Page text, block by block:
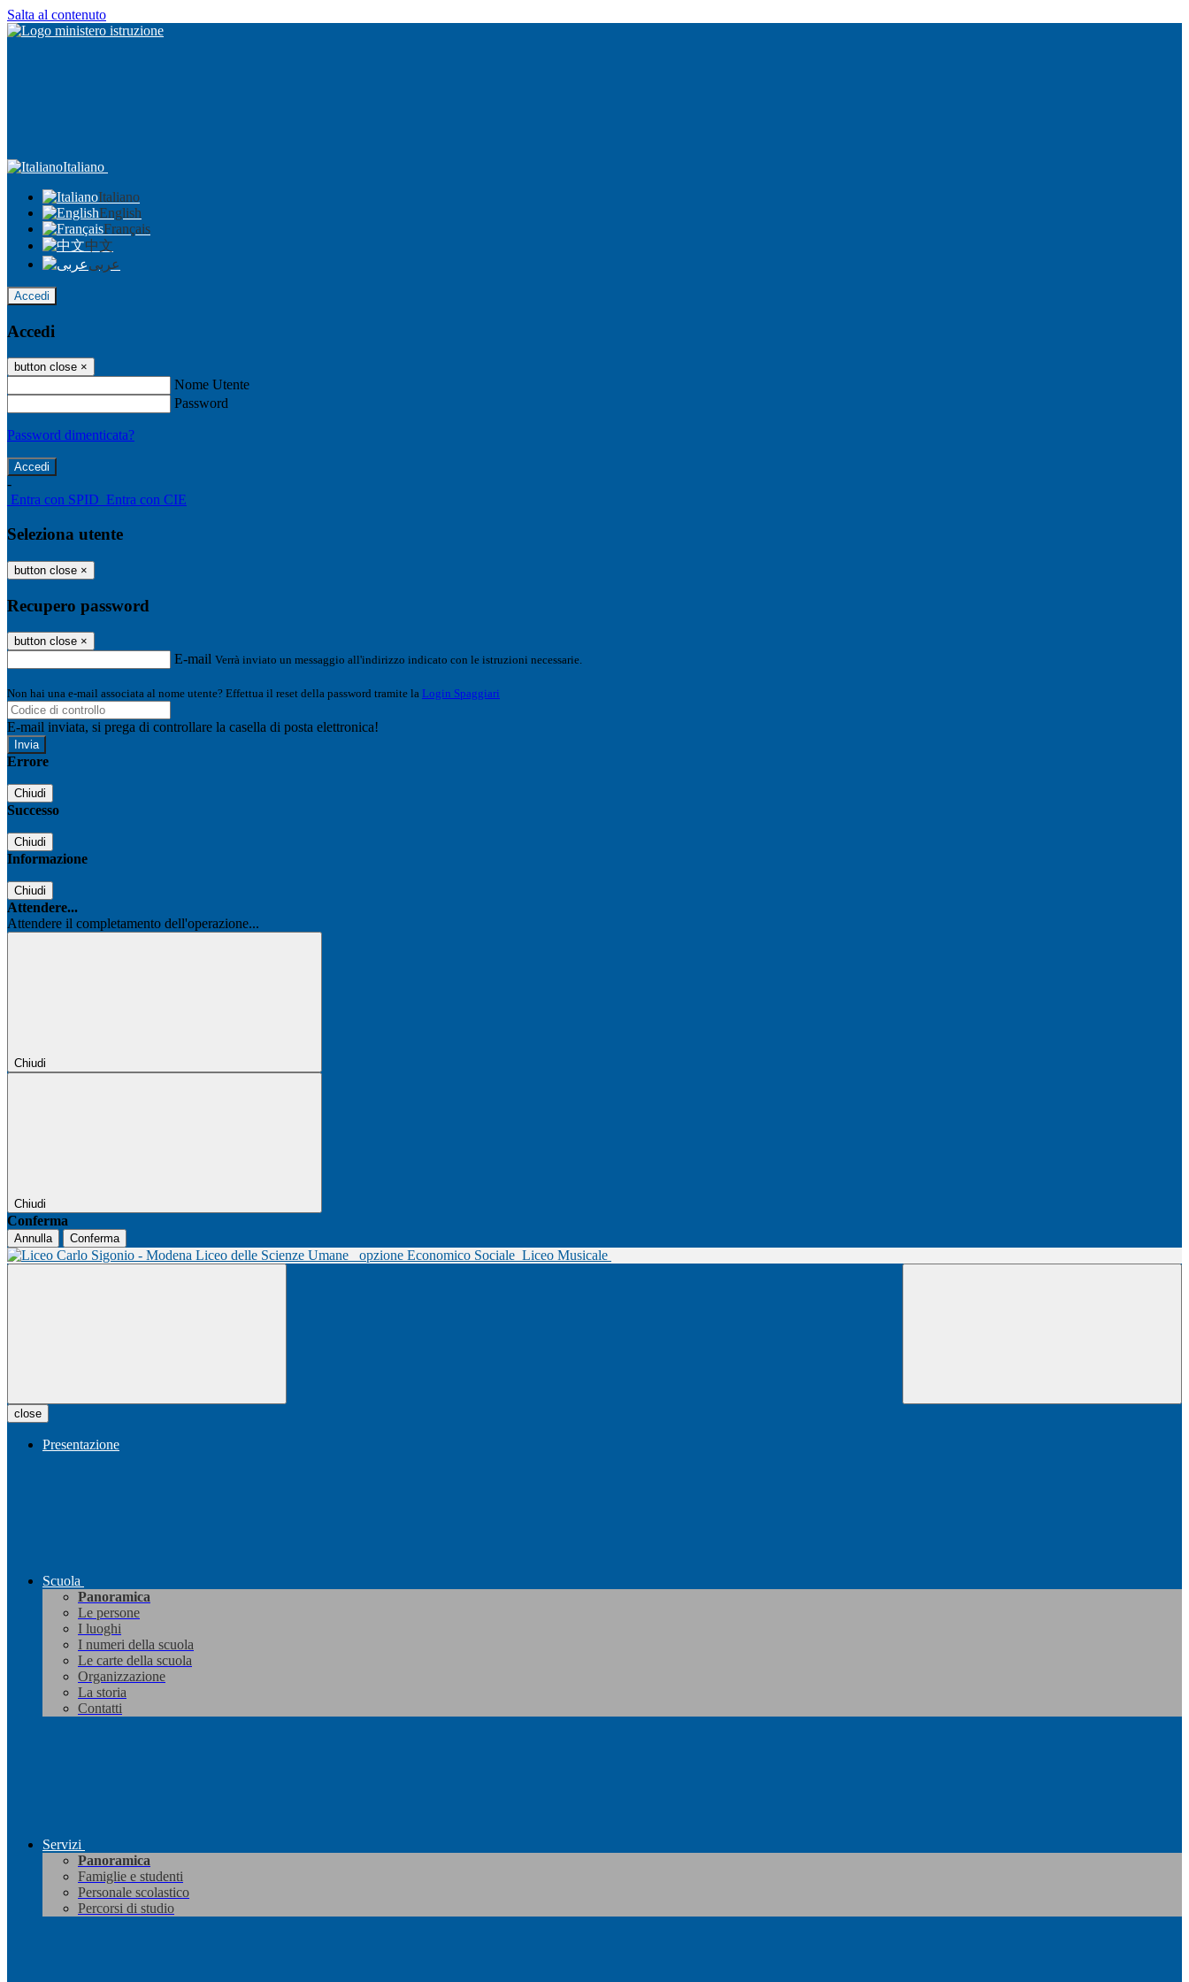
Salta al contenuto
Italiano
Italiano
English
Français
中文
عربى
Accedi
Accedi
button close ×
Nome Utente
Password
Password dimenticata?
-
Entra con SPID Entra con CIE
Seleziona utente
button close ×
Recupero password
button close ×
E-mail Verrà inviato un messaggio all'indirizzo indicato con le istruzioni necessarie.
Non hai una e-mail associata al nome utente? Effettua il reset della password tramite la Login Spaggiari
E-mail inviata, si prega di controllare la casella di posta elettronica!
Errore
Chiudi
Successo
Chiudi
Informazione
Chiudi
Attendere...
Attendere il completamento dell'operazione...
Chiudi
Chiudi
Conferma
Annulla Conferma
Liceo delle Scienze Umane opzione Economico Sociale Liceo Musicale
close
Presentazione
Scuola
Panoramica
Le persone
I luoghi
I numeri della scuola
Le carte della scuola
Organizzazione
La storia
Contatti
Servizi
Panoramica
Famiglie e studenti
Personale scolastico
Percorsi di studio